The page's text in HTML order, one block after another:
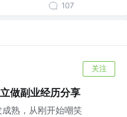
107
关注
做副业经历分享
熟，从刚开始嘲笑